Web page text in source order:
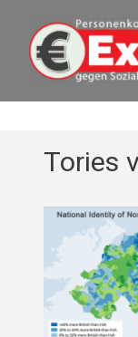
Euro Exit
Tories